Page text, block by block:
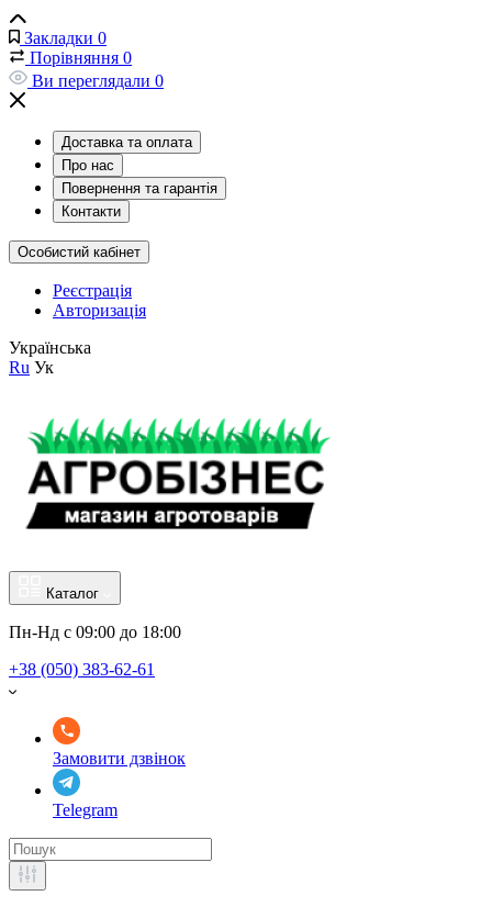
Закладки 0
Порівняння 0
Ви переглядали 0
Доставка та оплата
Про нас
Повернення та гарантія
Контакти
Особистий кабінет
Реєстрація
Авторизація
Українська
Ru Ук
Каталог
Пн-Нд с 09:00 до 18:00
+38 (050) 383-62-61
Замовити дзвінок
Telegram